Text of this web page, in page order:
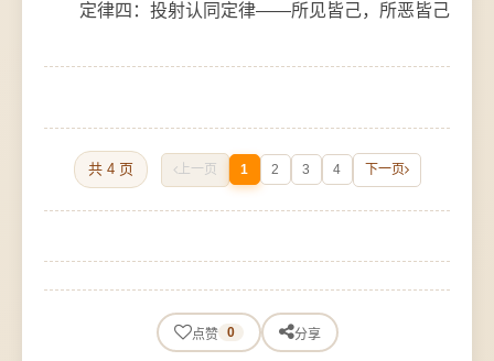
定律四：投射认同定律——所见皆己，所恶皆己
共 4 页 上一页 1 2 3 4 下一页
点赞 0 分享